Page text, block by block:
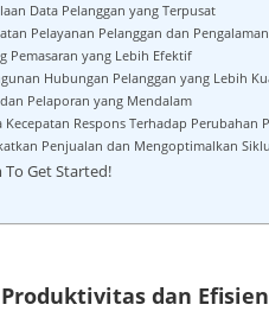
Data Pelanggan yang Terpusat
Pelayanan Pelanggan dan
Pemasaran yang Lebih Efektif
Hubungan Pelanggan yang Lebih
Pelaporan yang Mendalam
Kecepatan Respons Terhadap Perubahan
Penjualan dan Mengoptimalkan
To Get Started!
dan